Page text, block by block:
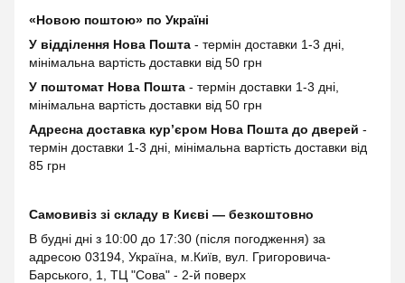
«Новою поштою» по Україні
У відділення Нова Пошта - термін доставки 1-3 дні,
мінімальна вартість доставки від 50 грн
У поштомат Нова Пошта - термін доставки 1-3 дні,
мінімальна вартість доставки від 50 грн
Адресна доставка курʼєром Нова Пошта до дверей -
термін доставки 1-3 дні, мінімальна вартість доставки від
85 грн
Самовивіз зі складу в Києві — безкоштовно
В будні дні з 10:00 до 17:30 (після погодження) за
адресою 03194, Україна, м.Київ, вул. Григоровича-
Барського, 1, ТЦ "Сова" - 2-й поверх